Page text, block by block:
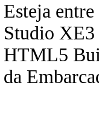
Esteja
Studio
HTML5
da